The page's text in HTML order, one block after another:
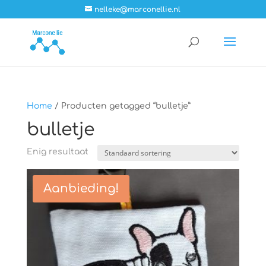
nelleke@marconellie.nl
Home / Producten getagged “bulletje”
bulletje
Enig resultaat
Aanbieding!